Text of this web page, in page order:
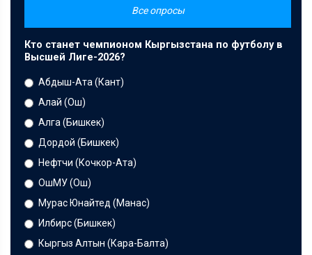
Все опросы
Кто станет чемпионом Кыргызстана по футболу в
Высшей Лиге-2026?
Абдыш-Ата (Кант)
Алай (Ош)
Алга (Бишкек)
Дордой (Бишкек)
Нефтчи (Кочкор-Ата)
ОшМУ (Ош)
Мурас Юнайтед (Манас)
Илбирс (Бишкек)
Кыргыз Алтын (Кара-Балта)